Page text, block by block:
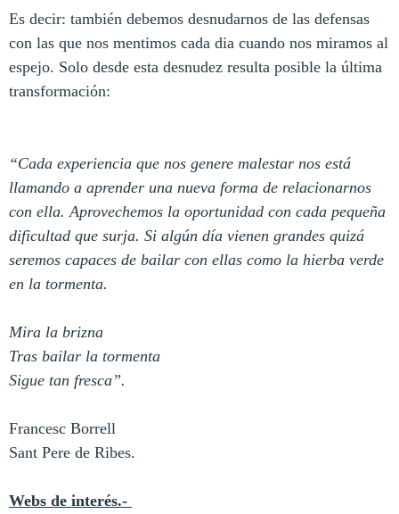
Es decir: también debemos desnudarnos de las defensas
con las que nos mentimos cada dia cuando nos miramos al
espejo. Solo desde esta desnudez resulta posible la última
transformación:
“Cada experiencia que nos genere malestar nos está
llamando a aprender una nueva forma de relacionarnos
con ella. Aprovechemos la oportunidad con cada pequeña
dificultad que surja. Si algún día vienen grandes quizá
seremos capaces de bailar con ellas como la hierba verde
en la tormenta.
Mira la brizna
Tras bailar la tormenta
Sigue tan fresca”.
Francesc Borrell
Sant Pere de Ribes.
Webs de interés.-